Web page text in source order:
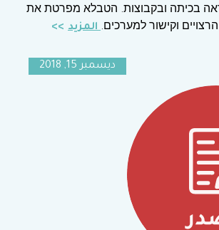
בכיתה ובקבוצות. הטבלא מפרטת את
וקישור למערכים.المزيد
ديسمبر 15, 2018